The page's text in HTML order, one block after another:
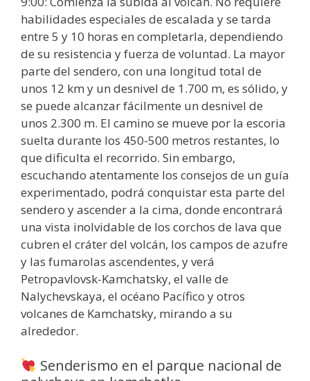
habilidades especiales de escalada y se tarda
entre 5 y 10 horas en completarla, dependiendo
de su resistencia y fuerza de voluntad. La mayor
parte del sendero, con una longitud total de
unos 12 km y un desnivel de 1.700 m, es sólido, y
se puede alcanzar fácilmente un desnivel de
unos 2.300 m. El camino se mueve por la escoria
suelta durante los 450-500 metros restantes, lo
que dificulta el recorrido. Sin embargo,
escuchando atentamente los consejos de un guía
experimentado, podrá conquistar esta parte del
sendero y ascender a la cima, donde encontrará
una vista inolvidable de los corchos de lava que
cubren el cráter del volcán, los campos de azufre
y las fumarolas ascendentes, y verá
Petropavlovsk-Kamchatsky, el valle de
Nalychevskaya, el océano Pacífico y otros
volcanes de Kamchatsky, mirando a su
alrededor.
Senderismo en el parque nacional de